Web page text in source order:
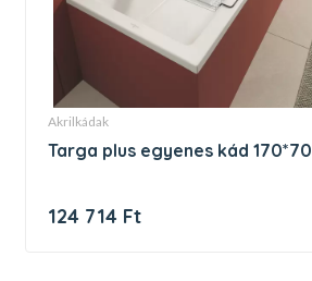
akrilkádak
targa plus egyenes kád 170*70
124 714 Ft